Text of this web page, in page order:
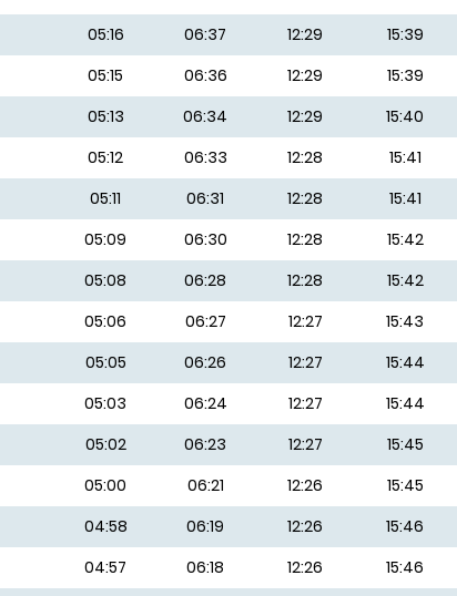
05:16 06:37 12:29 15:39
05:15 06:36 12:29 15:39
05:13 06:34 12:29 15:40
05:12 06:33 12:28 15:41
05:11 06:31 12:28 15:41
05:09 06:30 12:28 15:42
05:08 06:28 12:28 15:42
05:06 06:27 12:27 15:43
05:05 06:26 12:27 15:44
05:03 06:24 12:27 15:44
05:02 06:23 12:27 15:45
05:00 06:21 12:26 15:45
04:58 06:19 12:26 15:46
04:57 06:18 12:26 15:46